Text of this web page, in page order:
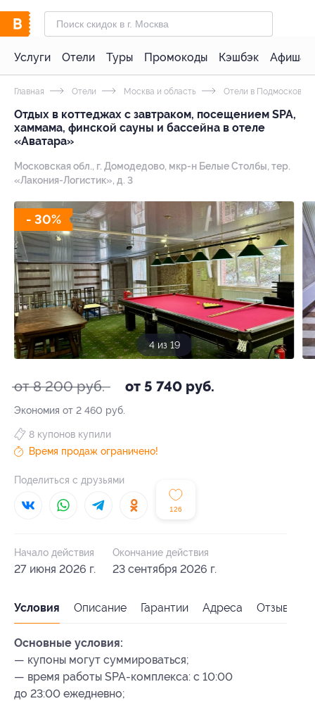
Услуги Отели Туры Промокоды Кэшбэк Афиша
Главная Отели Москва и область Отели в
Отдых в коттеджах с завтраком, посещением SPA,
хаммама, финской сауны и бассейна в отеле
«Аватара»
Московская обл., г. Домодедово, мкр-н Белые Столбы, тер.
«Лакония-Логистик», д. 3
- 30%
4 из 19
от 8 200 руб. от 5 740 руб.
Экономия от 2 460 руб.
126
8 купонов купили
Время продаж ограничено!
Поделиться с друзьями
Начало действия
27 июня 2026 г.
Окончание действия
23 сентября 2026 г.
Условия Описание Гарантии Адреса Отзывы
Основные условия:
— купоны могут суммироваться;
— время работы SPA-комплекса: с 10:00
до 23:00 ежедневно;